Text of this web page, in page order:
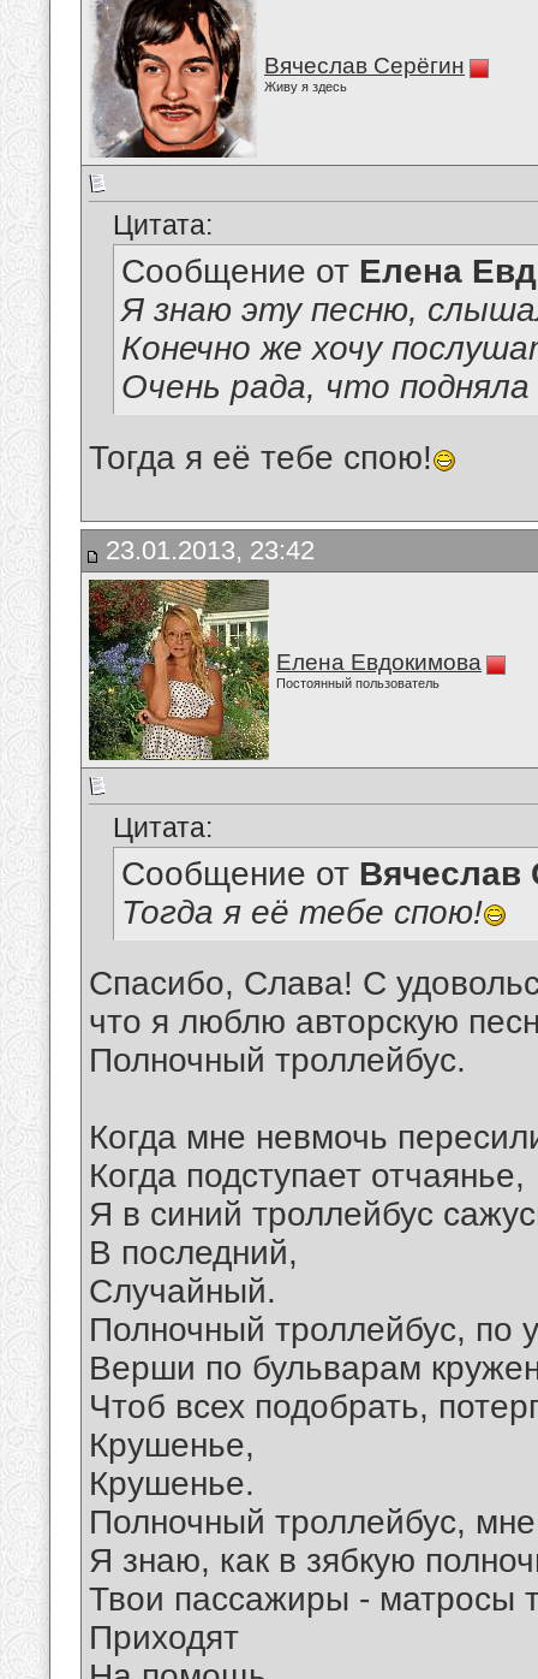
Вячеслав Серёгин
Живу я здесь
Цитата:
Сообщение от Елена
Я знаю эту песню,
Конечно же хочу
Очень рада, что
Тогда я её тебе спою!
23.01.2013, 23:42
Елена Евдокимова
Постоянный пользователь
Цитата:
Сообщение от Вячеслав
Тогда я её тебе спою!
Спасибо, Слава! С
что я люблю авторскую
Полночный троллейбус.
Когда мне невмочь
Когда подступает отчаянье,
Я в синий троллейбус
В последний,
Случайный.
Полночный троллейбус, по
Верши по бульварам
Чтоб всех подобрать,
Крушенье,
Крушенье.
Полночный троллейбус,
Я знаю, как в зябкую
Твои пассажиры - матросы
Приходят